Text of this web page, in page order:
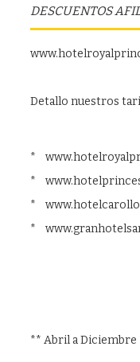
DESCUENTOS
Detallo nuestros
*
*
*
*
** Abril a Diciembre